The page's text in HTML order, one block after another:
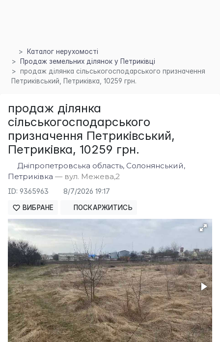
Каталог нерухомості
Продаж земельних ділянок у Петриківці
продаж ділянка сільськогосподарського призначення
Петриківський, Петриківка, 10259 грн.
продаж ділянка
сільськогосподарського
призначення Петриківський,
Петриківка, 10259 грн.
Дніпропетровська область, Солонянський,
Петриківка — вул. Межева,2
ID: 9365963 8/7/2026 19:17
ВИБРАНЕ ПОСКАРЖИТИСЬ